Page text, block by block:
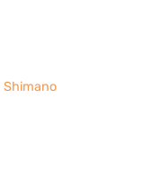
Shimano